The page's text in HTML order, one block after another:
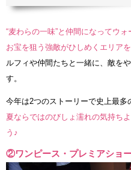
“麦わらの一味”と仲間になってウ
お宝を狙う強敵がひしめくエリアを
ルフィや仲間たちと一緒に、敵を
す。
今年は2つのストーリーで史上最多
夏ならではのびしょ濡れの気持ち
う♪
②ワンピース・プレミアショ